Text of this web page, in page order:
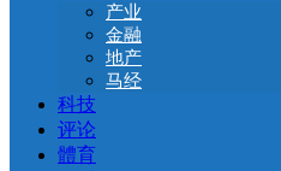
产业
金融
地产
马经
科技
评论
體育